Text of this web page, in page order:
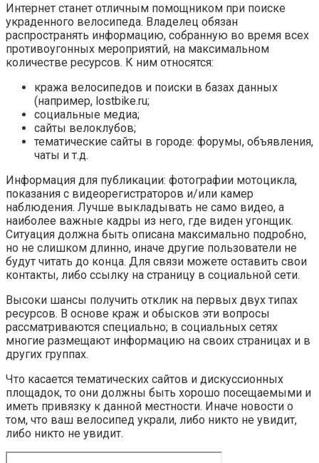
Интернет станет отличным помощником при поиске
украденного велосипеда. Владелец обязан
распространять информацию, собранную во время всех
противоугонных мероприятий, на максимальном
количестве ресурсов. К ним относятся:
кража велосипедов и поиски в базах данных
(например, lostbike.ru;
социальные медиа;
сайты велоклубов;
тематические сайты в городе: форумы, объявления,
чаты и т.д.
Информация для публикации: фотографии мотоцикла,
показания с видеорегистраторов и/или камер
наблюдения. Лучше выкладывать не само видео, а
наиболее важные кадры из него, где виден угонщик.
Ситуация должна быть описана максимально подробно,
но не слишком длинно, иначе другие пользователи не
будут читать до конца. Для связи можете оставить свои
контакты, либо ссылку на страницу в социальной сети.
Высоки шансы получить отклик на первых двух типах
ресурсов. В основе краж и обысков эти вопросы
рассматриваются специально; в социальных сетях
многие размещают информацию на своих страницах и в
других группах.
Что касается тематических сайтов и дискуссионных
площадок, то они должны быть хорошо посещаемыми и
иметь привязку к данной местности. Иначе новости о
том, что ваш велосипед украли, либо никто не увидит,
либо никто не увидит.